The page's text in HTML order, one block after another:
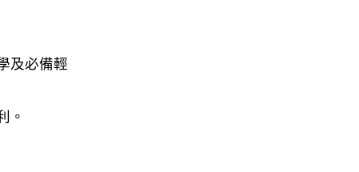
及必備輕
。